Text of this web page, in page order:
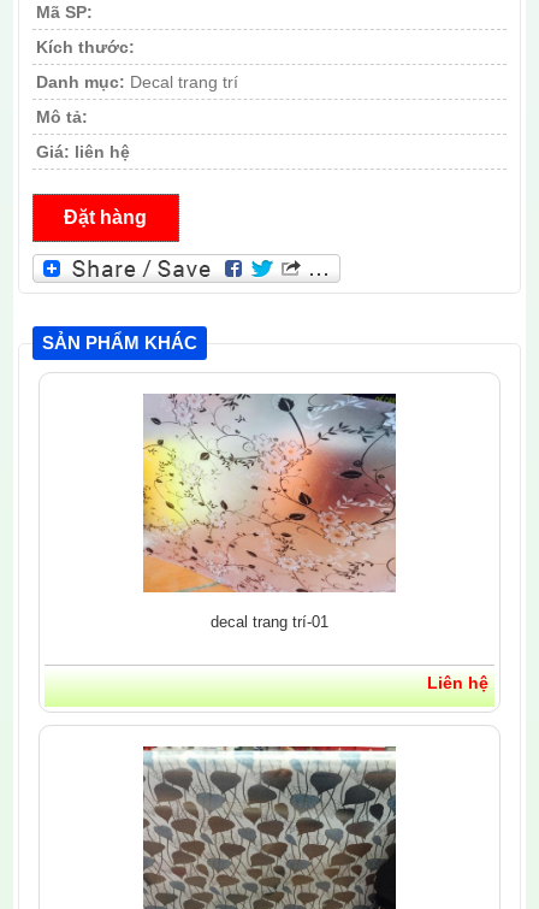
Mã SP:
Kích thước:
Danh mục: Decal trang trí
Mô tả:
Giá: liên hệ
Đặt hàng
SẢN PHẨM KHÁC
decal trang trí-01
Liên hệ